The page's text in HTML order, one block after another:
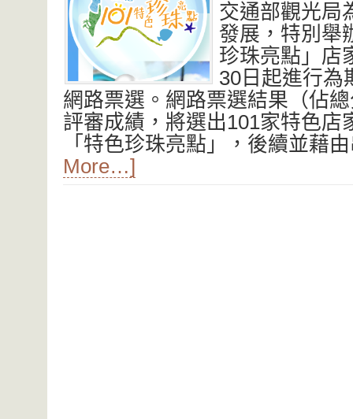
交通部觀光局
發展，特別舉
珍珠亮點」店
30日起進行為
網路票選。網路票選結果（佔
評審成績，將選出101家特色店
「特色珍珠亮點」，後續並藉
More…]